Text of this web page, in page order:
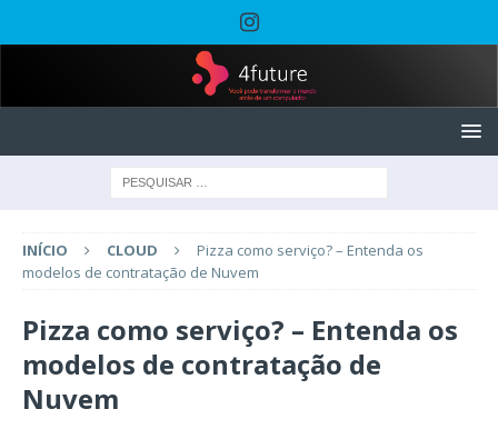
INÍCIO CLOUD
Pizza como serviço? – Entenda os
modelos de contratação de Nuvem
Pizza como serviço? – Entenda os
modelos de contratação de
Nuvem